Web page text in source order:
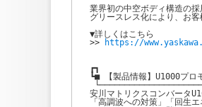
業界初の中空ボディ構造の
グリースレス化により、お
▼詳しくはこちら
>>
https://
┏┓
┗■ 【製品情報】U1000プロ
安川マトリクスコンバータ
「高調波への対策」「回生